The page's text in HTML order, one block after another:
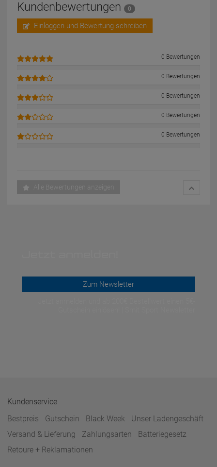
Kundenbewertungen 0
Einloggen und Bewertung schreiben
0 Bewertungen
0 Bewertungen
0 Bewertungen
0 Bewertungen
0 Bewertungen
Alle Bewertungen anzeigen
Zum Newsletter
Kundenservice
Bestpreis
Gutschein Black Week
Unser Ladengeschäft
Versand & Lieferung
Zahlungsarten
Batteriegesetz
Retoure + Reklamationen